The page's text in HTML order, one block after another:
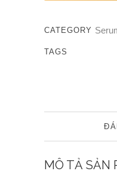
CATEGORY
TAGS
MÔ TẢ SẢN